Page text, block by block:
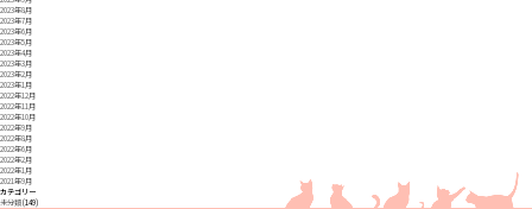
2023年8月
2023年7月
2023年6月
2023年5月
2023年4月
2023年3月
2023年2月
2023年1月
2022年12月
2022年11月
2022年10月
2022年9月
2022年8月
2022年6月
2022年2月
2022年1月
2021年9月
カテゴリー
未分類(149)